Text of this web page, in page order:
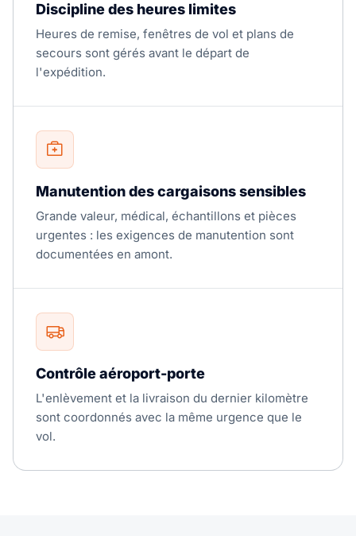
Discipline des heures limites
Heures de remise, fenêtres de vol et plans de
secours sont gérés avant le départ de
l'expédition.
Manutention des cargaisons sensibles
Grande valeur, médical, échantillons et pièces
urgentes : les exigences de manutention sont
documentées en amont.
Contrôle aéroport-porte
L'enlèvement et la livraison du dernier kilomètre
sont coordonnés avec la même urgence que le
vol.